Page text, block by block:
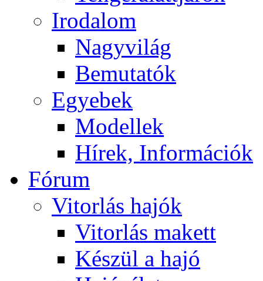
Irodalom
Nagyvilág
Bemutatók
Egyebek
Modellek
Hírek, Információk
Fórum
Vitorlás hajók
Vitorlás makett
Készül a hajó